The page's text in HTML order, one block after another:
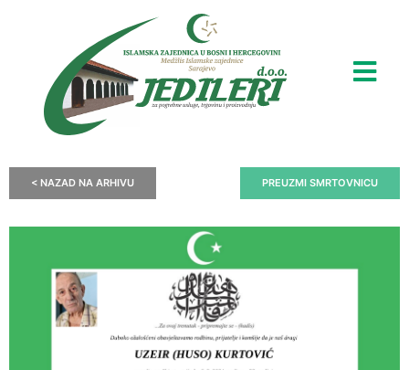
< NAZAD NA ARHIVU PREUZMI SMRTOVNICU